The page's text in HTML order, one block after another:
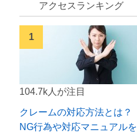
アクセスランキング
104.7k人が注目
クレームの対応方法とは？
NG行為や対応マニュアルを